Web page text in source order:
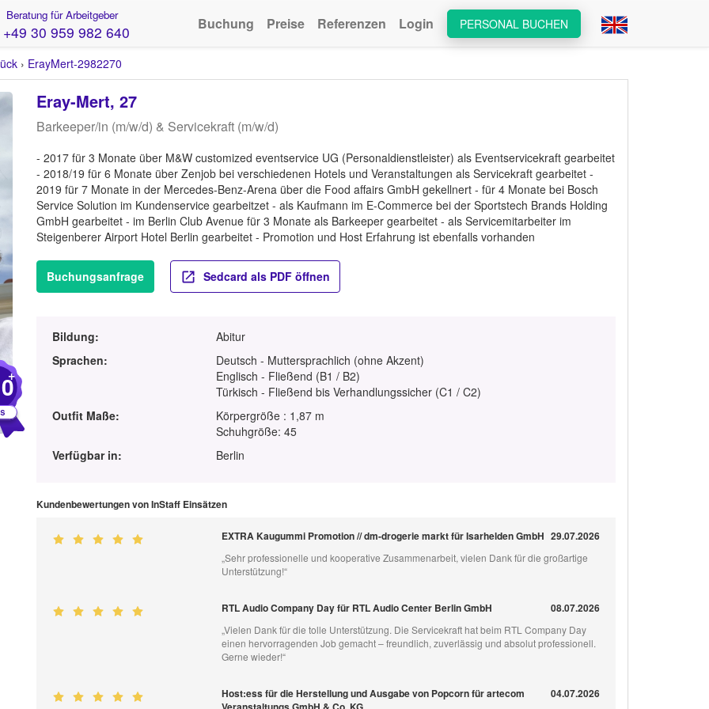
Beratung für Arbeitgeber
+49 30 959 982 640 PERSONAL BUCHEN
Buchung Preise Referenzen Login
› ErayMert-2982270
+
Eray-Mert, 27
Barkeeper/in (m/w/d) & Servicekraft (m/w/d)
- 2017 für 3 Monate über M&W customized eventservice UG (Personaldienstleister) als Eventservicekraft gearbeitet
- 2018/19 für 6 Monate über Zenjob bei verschiedenen Hotels und Veranstaltungen als Servicekraft gearbeitet -
2019 für 7 Monate in der Mercedes-Benz-Arena über die Food affairs GmbH gekellnert - für 4 Monate bei Bosch
Service Solution im Kundenservice gearbeitzet - als Kaufmann im E-Commerce bei der Sportstech Brands Holding
GmbH gearbeitet - im Berlin Club Avenue für 3 Monate als Barkeeper gearbeitet - als Servicemitarbeiter im
Steigenberer Airport Hotel Berlin gearbeitet - Promotion und Host Erfahrung ist ebenfalls vorhanden
Buchungsanfrage Sedcard als PDF öffnen
Bildung:
Abitur
Sprachen:
Deutsch - Muttersprachlich (ohne Akzent)
Englisch - Fließend (B1 / B2)
Türkisch - Fließend bis Verhandlungssicher (C1 / C2)
Outfit Maße:
Körpergröße : 1,87 m
Schuhgröße: 45
Verfügbar in:
Berlin
Kundenbewertungen von InStaff Einsätzen
EXTRA Kaugummi Promotion // dm-drogerie markt für Isarhelden GmbH 29.07.2026
„Sehr professionelle und kooperative Zusammenarbeit, vielen Dank für die großartige
Unterstützung!“
RTL Audio Company Day für RTL Audio Center Berlin GmbH 08.07.2026
„Vielen Dank für die tolle Unterstützung. Die Servicekraft hat beim RTL Company Day
einen hervorragenden Job gemacht – freundlich, zuverlässig und absolut professionell.
Gerne wieder!“
Host:ess für die Herstellung und Ausgabe von Popcorn für artecom
04.07.2026